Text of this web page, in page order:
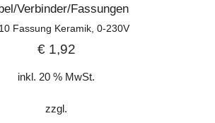
Verbinder/Fassungen
Fassung Keramik, 0-230V
€1,92
inkl. 20 % MwSt.
zzgl.